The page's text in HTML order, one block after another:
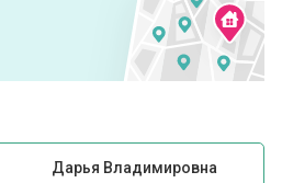
Дарья Владимировна